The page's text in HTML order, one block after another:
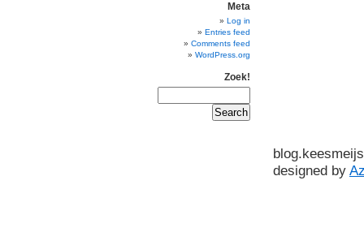
Meta
Log in
Entries feed
Comments feed
WordPress.org
Zoek!
designed by